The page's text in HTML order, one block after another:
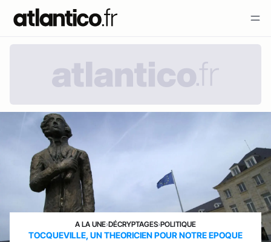
A LA UNE›DÉCRYPTAGES›POLITIQUE
TOCQUEVILLE, UN THEORICIEN POUR NOTRE EPOQUE